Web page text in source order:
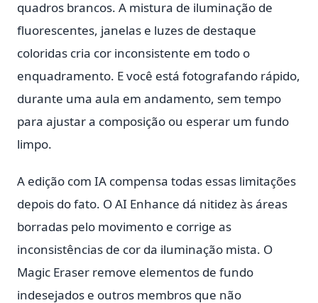
quadros brancos. A mistura de iluminação de
fluorescentes, janelas e luzes de destaque
coloridas cria cor inconsistente em todo o
enquadramento. E você está fotografando rápido,
durante uma aula em andamento, sem tempo
para ajustar a composição ou esperar um fundo
limpo.
A edição com IA compensa todas essas limitações
depois do fato. O AI Enhance dá nitidez às áreas
borradas pelo movimento e corrige as
inconsistências de cor da iluminação mista. O
Magic Eraser remove elementos de fundo
indesejados e outros membros que não